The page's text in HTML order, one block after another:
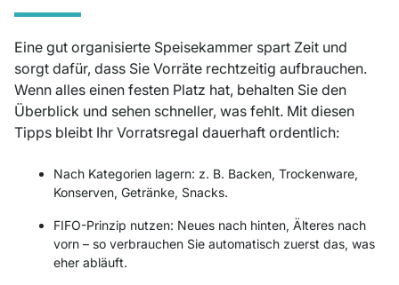
Eine gut organisierte Speisekammer spart Zeit und
sorgt dafür, dass Sie Vorräte rechtzeitig aufbrauchen.
Wenn alles einen festen Platz hat, behalten Sie den
Überblick und sehen schneller, was fehlt. Mit diesen
Tipps bleibt Ihr Vorratsregal dauerhaft ordentlich:
Nach Kategorien lagern: z. B. Backen, Trockenware,
Konserven, Getränke, Snacks.
FIFO-Prinzip nutzen: Neues nach hinten, Älteres nach
vorn – so verbrauchen Sie automatisch zuerst das, was
eher abläuft.